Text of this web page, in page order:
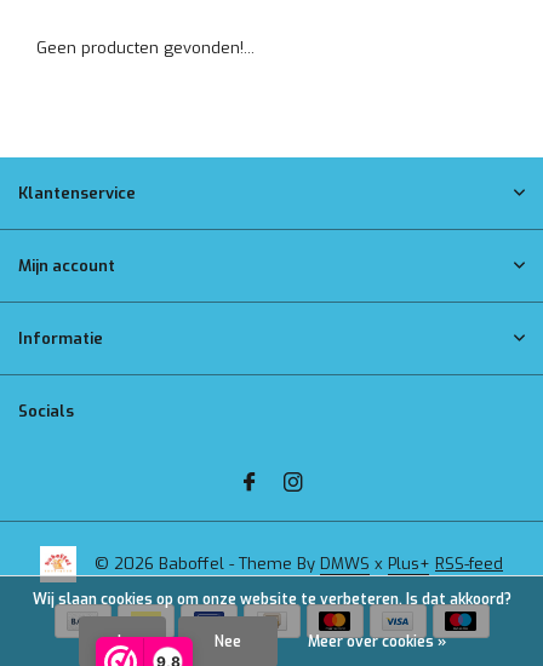
9,8
Geen producten gevonden!...
Klantenservice
Mijn account
Informatie
Socials
© 2026 Baboffel - Theme By DMWS x Plus+ RSS-feed
Wij slaan cookies op om onze website te verbeteren. Is dat akkoord?
Ja Nee Meer over cookies »